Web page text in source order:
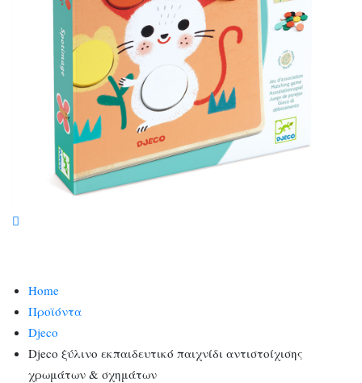
Home
Προϊόντα
Djeco
Djeco ξύλινο εκπαιδευτικό παιχνίδι αντιστοίχισης
χρωμάτων & σχημάτων